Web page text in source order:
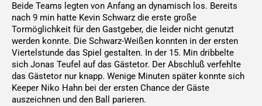
Beide Teams legten von Anfang an dynamisch los. Bereits
nach 9 min hatte Kevin Schwarz die erste große
Tormöglichkeit für den Gastgeber, die leider nicht genutzt
werden konnte. Die Schwarz-Weißen konnten in der ersten
Viertelstunde das Spiel gestalten. In der 15. Min dribbelte
sich Jonas Teufel auf das Gästetor. Der Abschluß verfehlte
das Gästetor nur knapp. Wenige Minuten später konnte sich
Keeper Niko Hahn bei der ersten Chance der Gäste
auszeichnen und den Ball parieren.